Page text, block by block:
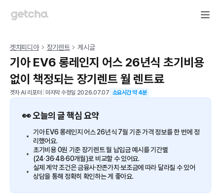
겟차피디아 장기렌트 게시글
기아 EV6 롱레인지 어스 26년식 초기비용
없이 책정되는 장기렌트 월 렌트료
겟차 AI 리포터 마지막 수정일 2026.07.07 소요시간 약4분
👀 오늘의 글 핵심 요약
기아 EV6 롱레인지 어스 26년식 7월 기준 가격 정보를 한 번에 정
리했어요.
초기비용 0원 기준 장기렌트 월 납입금 예시를 기간별
(24·36·48·60개월)로 비교할 수 있어요.
실제 계약 조건은 금융사·잔존가치·보조금에 따라 달라질 수 있어
상담을 통해 정확히 확인하는 게 좋아요.